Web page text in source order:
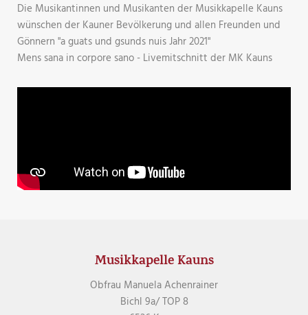
Die Musikantinnen und Musikanten der Musikkapelle Kauns
wünschen der Kauner Bevölkerung und allen Freunden und
Gönnern "a guats und gsunds nuis Jahr 2021"
Mens sana in corpore sano - Livemitschnitt der MK Kauns
Musikkapelle Kauns
Obfrau Manuela Achenrainer
Bichl 9a/ TOP 8